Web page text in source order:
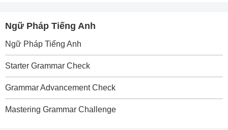
Ngữ Pháp Tiếng Anh
Ngữ Pháp Tiếng Anh
Starter Grammar Check
Grammar Advancement Check
Mastering Grammar Challenge